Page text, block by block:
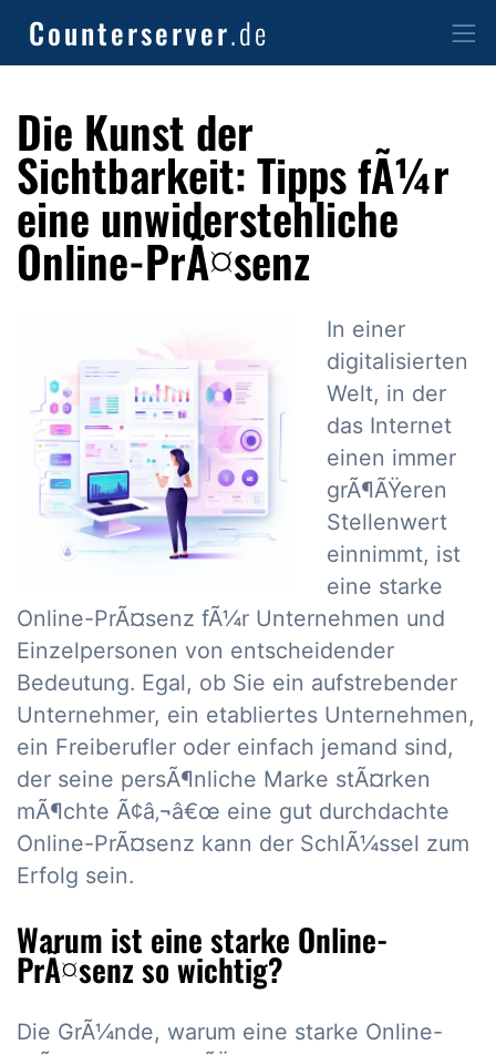
Counterserver.de
Die Kunst der
Sichtbarkeit: Tipps fÃ¼r
eine unwiderstehliche
Online-PrÃ¤senz
In einer
digitalisierten
Welt, in der
das Internet
einen immer
grÃ¶ÃŸeren
Stellenwert
einnimmt, ist
eine starke
Online-PrÃ¤senz fÃ¼r Unternehmen und
Einzelpersonen von entscheidender
Bedeutung. Egal, ob Sie ein aufstrebender
Unternehmer, ein etabliertes Unternehmen,
ein Freiberufler oder einfach jemand sind,
der seine persÃ¶nliche Marke stÃ¤rken
mÃ¶chte Ã¢â‚¬â€œ eine gut durchdachte
Online-PrÃ¤senz kann der SchlÃ¼ssel zum
Erfolg sein.
Warum ist eine starke Online-
PrÃ¤senz so wichtig?
Die GrÃ¼nde, warum eine starke Online-